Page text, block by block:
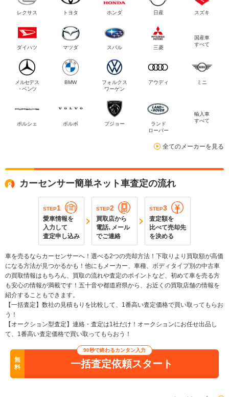
レクサス トヨタ ホンダ 日産 スズキ
ダイハツ マツダ スバル 三菱
国産車
すべて
メルセデス
・ベンツ
BMW
フォルクス
ワーゲン
アウディ ミニ
ポルシェ ボルボ プジョー
ランド
ローバー
輸入車
すべて
全てのメーカーを見る
カーセンサー簡単ネット車査定の流れ
STEP1
愛車情報を
入力して
査定申し込み
STEP2
買取店から
電話､メール
でご連絡
STEP3
査定額を
比べて売却先
を決める
車を売るならカーセンサーへ！選べる2つの売却方法！下取りより買取額が高価
になる方法が見つかるかも！他にもメーカー、車種、ボディタイプ別の中古車
の買取情報はもちろん、買取の流れや査定のポイントなど、初めて車を売る方
も安心の情報が満載です！五十音や都道府県から、お近くの買取店舗の情報を
紹介することもできます。
【一括査定】数社の見積もりを比較して、1番高い査定価格で買い取ってもらお
う！
【オークション型査定】連絡・査定は1社だけ！オークションにお任せ出品し
て、1番高い査定価格で買い取ってもらおう！
無
料
90秒で終わるカンタン入力
一括査定依頼スタート